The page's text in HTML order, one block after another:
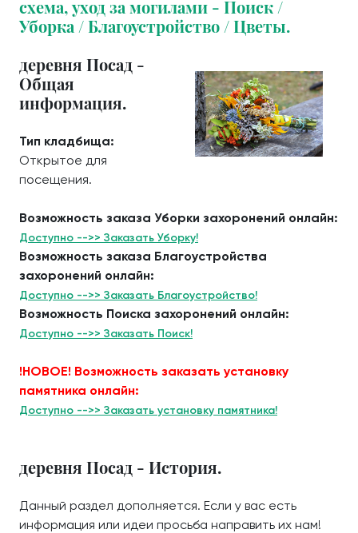
схема, уход за могилами - Поиск /
Уборка / Благоустройство / Цветы.
деревня Посад -
Общая
информация.
Тип кладбища:
Открытое для
посещения.
Возможность заказа Уборки захоронений онлайн:
Доступно -->> Заказать Уборку!
Возможность заказа Благоустройства
захоронений онлайн:
Доступно -->> Заказать Благоустройство!
Возможность Поиска захоронений онлайн:
Доступно -->> Заказать Поиск!
!НОВОЕ! Возможность заказать установку
памятника онлайн:
Доступно -->> Заказать установку памятника!
деревня Посад - История.
Данный раздел дополняется. Если у вас есть
информация или идеи просьба направить их нам!